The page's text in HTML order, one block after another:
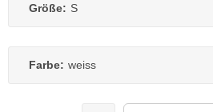
Größe: S
Farbe: weiss